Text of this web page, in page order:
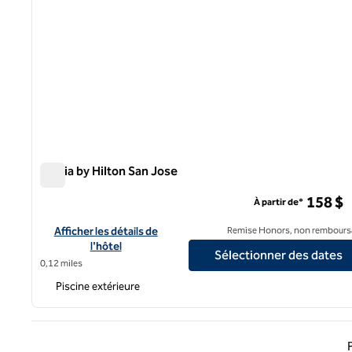
Signia by Hilton San Jose
Afficher les détails de l'hôtel Signia by Hilton San Jose
Afficher les détails de
l'hôtel
0,12 miles
À partir de* 158 $
Remise Honors, non
Sélectionner des dates
Piscine extérieure